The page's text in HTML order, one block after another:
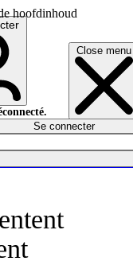
hoofdinhoud
Close menu
Se connecter